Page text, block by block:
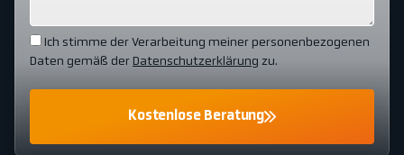
Ich stimme der Verarbeitung meiner personenbezogenen
Daten gemäß der Datenschutzerklärung zu.
Kostenlose Beratung